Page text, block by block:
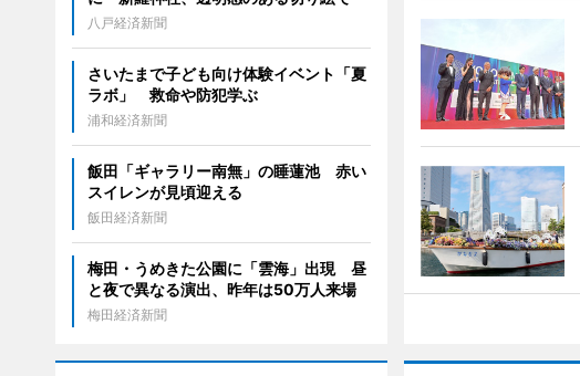
八戸経済新聞
さいたまで子ども向け体験イベント「夏
ラボ」 救命や防犯学ぶ
浦和経済新聞
飯田「ギャラリー南無」の睡蓮池 赤い
スイレンが見頃迎える
飯田経済新聞
梅田・うめきた公園に「雲海」出現 昼
と夜で異なる演出、昨年は50万人来場
梅田経済新聞